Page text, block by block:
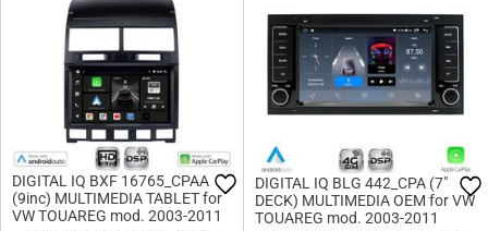
DIGITAL IQ BXF 16765_CPAA
(9inc) MULTIMEDIA TABLET for
VW TOUAREG mod. 2003-2011
DIGITAL IQ BLG 442_CPA (7″
DECK) MULTIMEDIA OEM for VW
TOUAREG mod. 2003-2011